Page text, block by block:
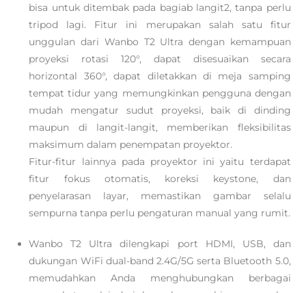
bisa untuk ditembak pada bagiab langit2, tanpa perlu
tripod lagi. Fitur ini merupakan salah satu fitur
unggulan dari Wanbo T2 Ultra dengan kemampuan
proyeksi rotasi 120°, dapat disesuaikan secara
horizontal 360°, dapat diletakkan di meja samping
tempat tidur yang memungkinkan pengguna dengan
mudah mengatur sudut proyeksi, baik di dinding
maupun di langit-langit, memberikan fleksibilitas
maksimum dalam penempatan proyektor.
Fitur-fitur lainnya pada proyektor ini yaitu terdapat
fitur fokus otomatis, koreksi keystone, dan
penyelarasan layar, memastikan gambar selalu
sempurna tanpa perlu pengaturan manual yang rumit.
Wanbo T2 Ultra dilengkapi port HDMI, USB, dan
dukungan WiFi dual-band 2.4G/5G serta Bluetooth 5.0,
memudahkan Anda menghubungkan berbagai